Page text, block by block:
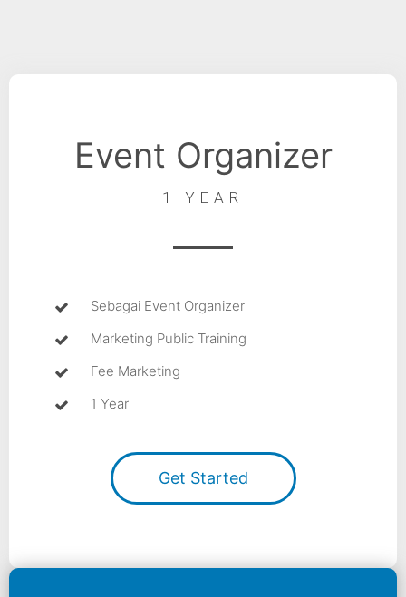
Event Organizer
1 YEAR
Sebagai Event Organizer
Marketing Public Training
Fee Marketing
1 Year
Get Started